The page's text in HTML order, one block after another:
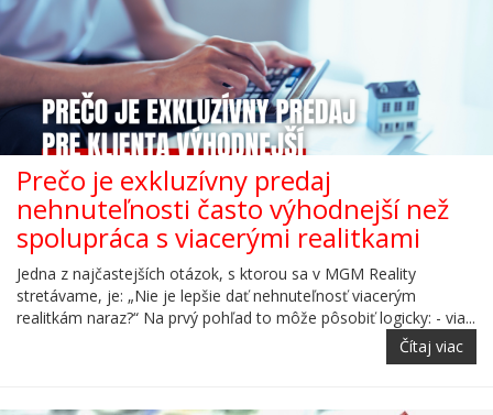
Prečo je exkluzívny predaj
nehnuteľnosti často výhodnejší než
spolupráca s viacerými realitkami
Jedna z najčastejších otázok, s ktorou sa v MGM Reality
stretávame, je: „Nie je lepšie dať nehnuteľnosť viacerým
realitkám naraz?“ Na prvý pohľad to môže pôsobiť logicky: - via...
Čítaj viac